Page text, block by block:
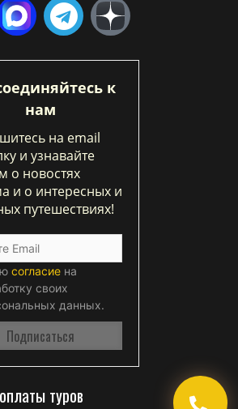
к
нам
на email
и узнавайте
о новостях
и о интересных и
путешествиях!
согласие на
своих
данных.
туров